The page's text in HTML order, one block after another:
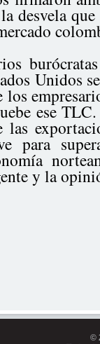
desvela
Unidos
los
ese
las
para
y la
©